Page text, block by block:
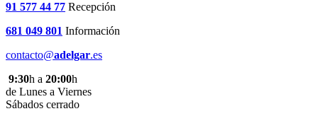
91 577 44 77 Recepción
681 049 801 Información
contacto@adelgar.es
9:30h a 20:00h
de Lunes a Viernes
Sábados cerrado